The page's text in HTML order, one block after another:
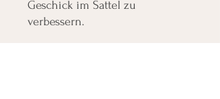
Geschick im Sattel zu
verbessern.